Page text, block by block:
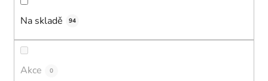
Na skladě 94
Akce 0